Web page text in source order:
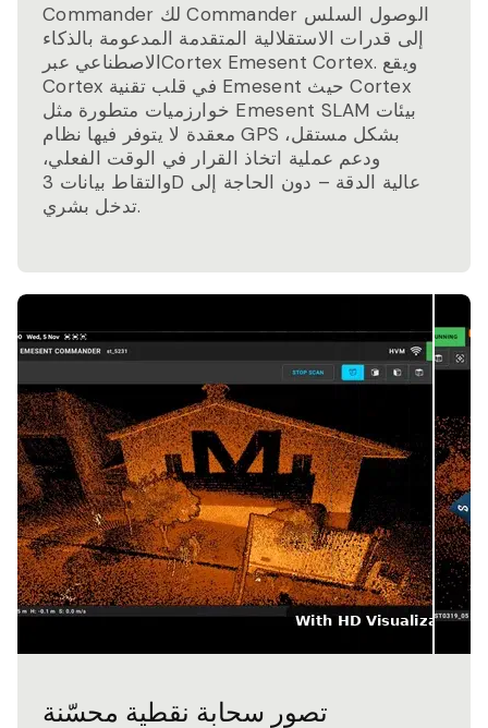
Commander لك Commander الوصول السلس
إلى قدرات الاستقلالية المتقدمة المدعومة بالذكاء
الاصطناعي عبرCortex Emesent Cortex. ويقع
Cortex في قلب تقنية Emesent حيث Cortex
خوارزميات متطورة مثل Emesent SLAM بيئات
معقدة لا يتوفر فيها نظام GPS بشكل مستقل،
ودعم عملية اتخاذ القرار في الوقت الفعلي،
والتقاط بيانات 3D عالية الدقة – دون الحاجة إلى
تدخل بشري.
تصور سحابة نقطية محسّنة